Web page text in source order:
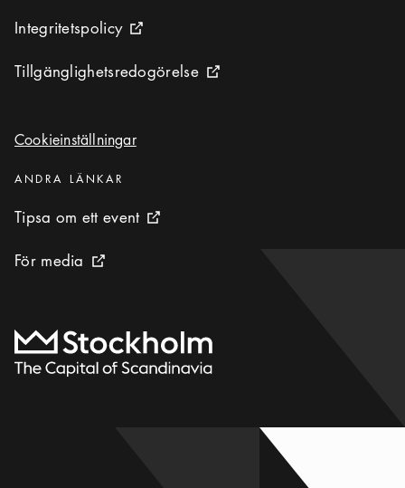
Integritetspolicy
Integritetspolicy Extern ikon
Tillgänglighetsredogörelse
Tillgänglighetsredogörelse Extern ikon
Cookieinställningar
Cookieinställningar
Kategorier :
ANDRA LÄNKAR
Tipsa om ett event
Tipsa om ett event Extern ikon
För media
För media Extern ikon
Till startsidan